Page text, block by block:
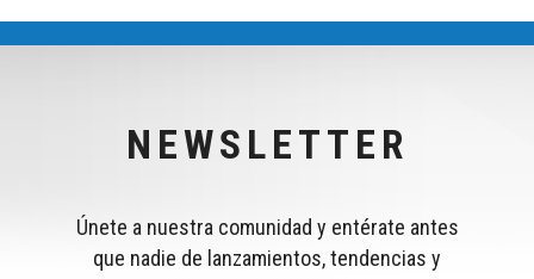
NEWSLETTER
Únete a nuestra comunidad y entérate antes
que nadie de lanzamientos, tendencias y